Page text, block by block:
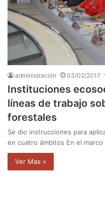
administración 03/02/2017
Instituciones
líneas de trabajo
forestales
Se dio instrucciones para
en cuatro ámbitos En el
Ver Mas »